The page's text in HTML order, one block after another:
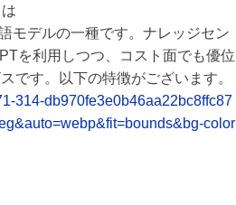
モデルの一種です。ナレッジセン
を利用しつつ、コスト面でも優位
です。以下の特徴がございます。
314-db970fe3e0b46aa22bc8ffc87
color